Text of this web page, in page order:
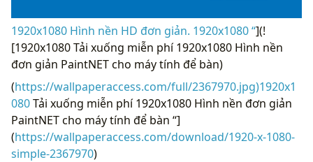
1920x1080 Hình nền HD đơn giản. 1920x1080 “](!
[1920x1080 Tải xuống miễn phí 1920x1080 Hình nền
đơn giản PaintNET cho máy tính để bàn)
(https://wallpaperaccess.com/full/2367970.jpg)1920x1
080Tải xuống miễn phí 1920x1080 Hình nền đơn giản
PaintNET cho máy tính để bàn “]
(https://wallpaperaccess.com/download/1920-x-1080-
simple-2367970)